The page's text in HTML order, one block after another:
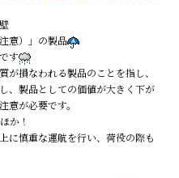
意）」の製品
す
が損なわれる製品のことを指し、
、製品としての価値が大きく下が
意が必要です。
か！
に慎重な運航を行い、荷役の際も